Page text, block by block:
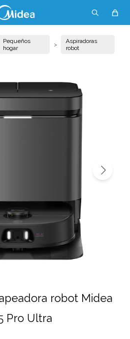
Pequeños
hogar
Aspiradoras
robot
robot Midea
Pro Ultra